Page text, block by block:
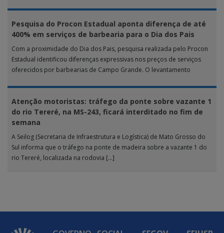
Pesquisa do Procon Estadual aponta diferença de até
400% em serviços de barbearia para o Dia dos Pais
Com a proximidade do Dia dos Pais, pesquisa realizada pelo Procon
Estadual identificou diferenças expressivas nos preços de serviços
oferecidos por barbearias de Campo Grande. O levantamento
Atenção motoristas: tráfego da ponte sobre vazante 1
do rio Tereré, na MS-243, ficará interditado no fim de
semana
A Seilog (Secretaria de Infraestrutura e Logística) de Mato Grosso do
Sul informa que o tráfego na ponte de madeira sobre a vazante 1 do
rio Tereré, localizada na rodovia […]